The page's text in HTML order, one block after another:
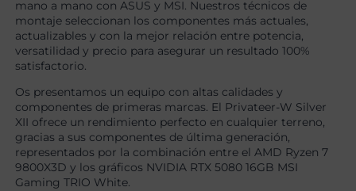
mano a mano con ASUS y MSI. Nuestros técnicos de
montaje seleccionan los componentes más actuales,
actualizables y con la mejor relación entre potencia,
versatilidad y precio para asegurar un resultado 100%
satisfactorio.
Os presentamos un equipo con altas calidades y
componentes de primeras marcas. El Privateer-W Silver
XII ofrece un rendimiento perfecto en cualquier terreno,
gracias a sus componentes de última generación,
representados por la combinación entre el AMD Ryzen 7
9800X3D y los gráficos NVIDIA RTX 5080 16GB MSI
Gaming TRIO White.